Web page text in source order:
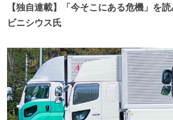
【独自連載】「今そこにある危機」を
ビニシウス氏